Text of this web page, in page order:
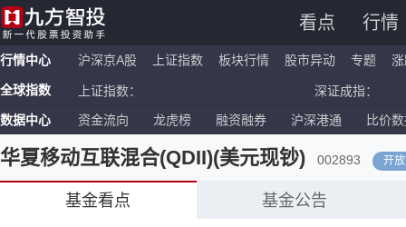
看点 行情
行情中心 沪深京A股 上证指数 板块行情 股市异动 专题
全球指数 上证指数： 深证成指：
恒生指数： 国企指数：
纳斯达克ETF： 标普500ETF：
数据中心 资金流向 龙虎榜 融资融券 沪深港通 比价
华夏移动互联混合(QDII)(美元现钞) 002893 开
基金看点 基金公告